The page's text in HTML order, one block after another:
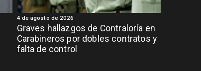
Graves hallazgos de Contraloría en
Carabineros por dobles contratos y
falta de control
4 de agosto de 2026